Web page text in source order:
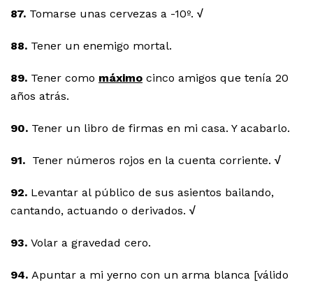
87. Tomarse unas cervezas a -10º. √
88. Tener un enemigo mortal.
89. Tener como máximo cinco amigos que tenía 20
años atrás.
90. Tener un libro de firmas en mi casa. Y acabarlo.
91. Tener números rojos en la cuenta corriente. √
92. Levantar al público de sus asientos bailando,
cantando, actuando o derivados. √
93. Volar a gravedad cero.
94. Apuntar a mi yerno con un arma blanca [válido